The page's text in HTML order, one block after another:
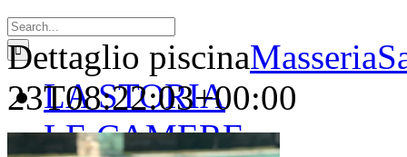
for:
LA STORIA
LE CAMERE
Dettaglio piscina
23T08:22:03+00:00